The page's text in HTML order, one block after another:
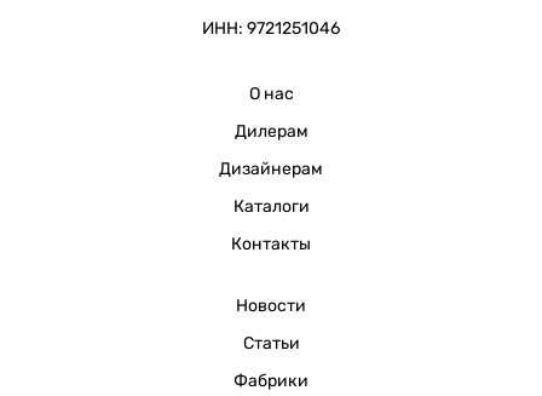
ИНН: 9721251046
О нас
Дилерам
Дизайнерам
Каталоги
Контакты
Новости
Статьи
Фабрики